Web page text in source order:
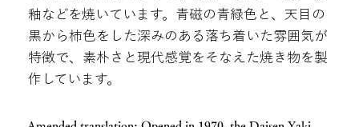
釉などを焼いています。青磁の青緑色と、天目の
黒から柿色をした深みのある落ち着いた雰囲気が
特徴で、素朴さと現代感覚をそなえた焼き物を製
作しています。